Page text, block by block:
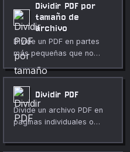
Dividir PDF por
tamaño de
archivo
Divide un PDF en partes
más pequeñas que no
superen un tamaño
máximo en megabytes.
Ideal para adjuntos de
correo y límites de subida.
Dividir PDF
Divide un archivo PDF en
paginas individuales o